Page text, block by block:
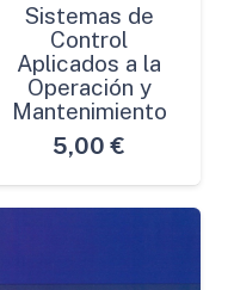
Sistemas de
Control
Aplicados a la
Operación y
Mantenimiento
5,00 €